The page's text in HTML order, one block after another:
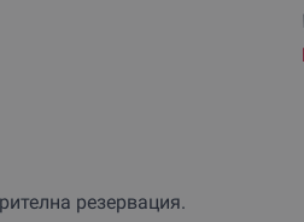
резервация.